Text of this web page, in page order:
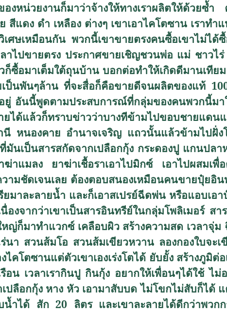
หน่วยงานก็มาว่าจ้างให้ทางเราผลิตให้ด้วยซ้ำ
แดง ดำ เหลือง ต่างๆ เขาเอาไคโตซาน เราทำ
เหมือนกัน พวกนี้เขาขายตรงคนซื้อเขาไม่ได้ซื้
ไปขายตรง ประกาศขายเชิญชวนพ่อ แม่ ชาวไ
ซื้อมาเต็มใต้ถุนบ้าน บอกต่อทำให้เกิดดีมานเทียม
ป็นพันๆล้าน ที่จะสื่อก็คือขายดีจนผลิตของแท้
ยู่ อันนี้พูดตามประสบการณ์ที่กลุ่มของคนพวกนี้มา
ได้แล้วก็ทราบข่าวว่าบางทีข้ามไปขอบชายแดน
หนองคาย อำนาจเจริญ แถวนั้นแล้วข้ามไปฝั่ง
นเป็นสารสกัดจากเปลือกกุ้ง กระดองปู แกนปลา
าแมลง ยาฆ่าเชื้อราเอาไปมิกซ์ เอาไปผสมเพื่
มชัดเจนเลย ต้องตอบสนองเหมือนคนขายปุ๋ยอิน
มาละลายน้ำ และก็เอาสเปรย์ฉีดพ่น หรือแอบเอา
งจากว่าเขาเป็นสารอินทรีย์ในกลุ่มโพลิเมอร์ สา
ญ่ก็มาทำแวกซ์ เคลือบผิว สร้างความสด เวลาจุ่ม
า สวนส้มโอ สวนส้มเขียวหวาน ลองกองใบจะ
โตซานแต่ตัวเขาเองเร่งโตได้ ยับยั้ง สร้างภูมิต่
น เวลาเรากินปู กินกุ้ง อยากให้เพื่อนๆได้ใช้ ไ
ปลือกกุ้ง หาง หัว เอามาสับบด ไม่โขกไม่สับก็ได้
น้ำได้ สัก 20 ลิตร และเขาละลายได้ดีกว่าพวก